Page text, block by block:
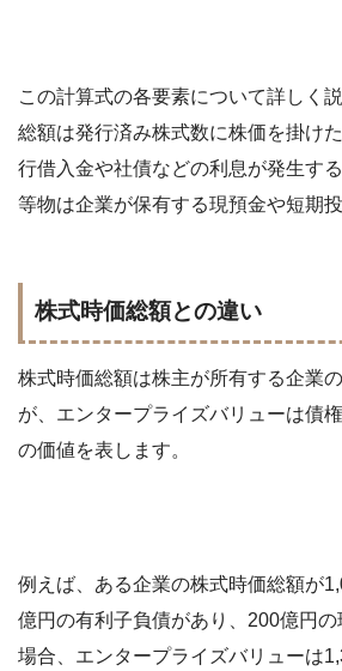
この計算式の各要素について詳しく
総額は発行済み株式数に株価を掛け
行借入金や社債などの利息が発生す
等物は企業が保有する現預金や短期
株式時価総額との違い
株式時価総額は株主が所有する企業
が、エンタープライズバリューは債
の価値を表します。
例えば、ある企業の株式時価総額が
億円の有利子負債があり、200億円
場合、エンタープライズバリューは